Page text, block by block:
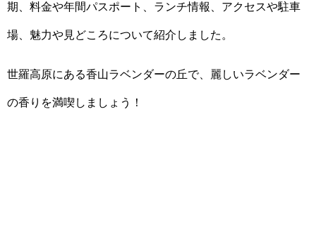
期、料金や年間パスポート、ランチ情報、アクセスや駐車
場、魅力や見どころについて紹介しました。
世羅高原にある香山ラベンダーの丘で、麗しいラベンダー
の香りを満喫しましょう！